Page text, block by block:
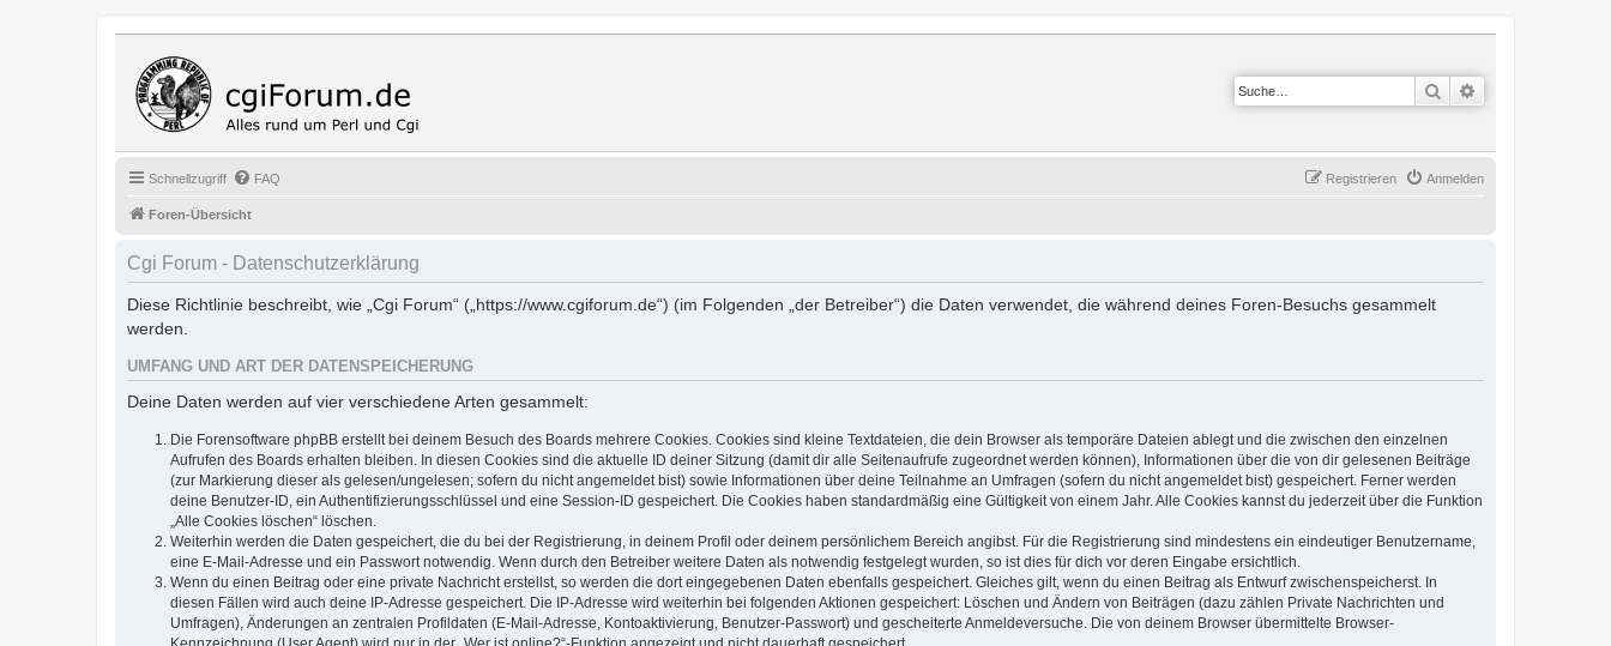
Suche
Schnellzugriff FAQ Anmelden
Registrieren
Foren-Übersicht
Cgi Forum - Datenschutzerklärung
Diese Richtlinie beschreibt, wie „Cgi Forum“ („https://www.cgiforum.de“) (im Folgenden „der Betreiber“) die Daten verwendet, die während deines Foren-Besuchs gesammelt
werden.
UMFANG UND ART DER DATENSPEICHERUNG
Deine Daten werden auf vier verschiedene Arten gesammelt:
Die Forensoftware phpBB erstellt bei deinem Besuch des Boards mehrere Cookies. Cookies sind kleine Textdateien, die dein Browser als temporäre Dateien ablegt und die zwischen den einzelnen
Aufrufen des Boards erhalten bleiben. In diesen Cookies sind die aktuelle ID deiner Sitzung (damit dir alle Seitenaufrufe zugeordnet werden können), Informationen über die von dir gelesenen Beiträge
(zur Markierung dieser als gelesen/ungelesen; sofern du nicht angemeldet bist) sowie Informationen über deine Teilnahme an Umfragen (sofern du nicht angemeldet bist) gespeichert. Ferner werden
deine Benutzer-ID, ein Authentifizierungsschlüssel und eine Session-ID gespeichert. Die Cookies haben standardmäßig eine Gültigkeit von einem Jahr. Alle Cookies kannst du jederzeit über die Funktion
„Alle Cookies löschen“ löschen.
Weiterhin werden die Daten gespeichert, die du bei der Registrierung, in deinem Profil oder deinem persönlichem Bereich angibst. Für die Registrierung sind mindestens ein eindeutiger Benutzername,
eine E-Mail-Adresse und ein Passwort notwendig. Wenn durch den Betreiber weitere Daten als notwendig festgelegt wurden, so ist dies für dich vor deren Eingabe ersichtlich.
Wenn du einen Beitrag oder eine private Nachricht erstellst, so werden die dort eingegebenen Daten ebenfalls gespeichert. Gleiches gilt, wenn du einen Beitrag als Entwurf zwischenspeicherst. In
diesen Fällen wird auch deine IP-Adresse gespeichert. Die IP-Adresse wird weiterhin bei folgenden Aktionen gespeichert: Löschen und Ändern von Beiträgen (dazu zählen Private Nachrichten und
Umfragen), Änderungen an zentralen Profildaten (E-Mail-Adresse, Kontoaktivierung, Benutzer-Passwort) und gescheiterte Anmeldeversuche. Die von deinem Browser übermittelte Browser-